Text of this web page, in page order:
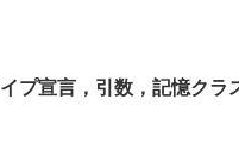
プ宣言，引数，記憶クラ